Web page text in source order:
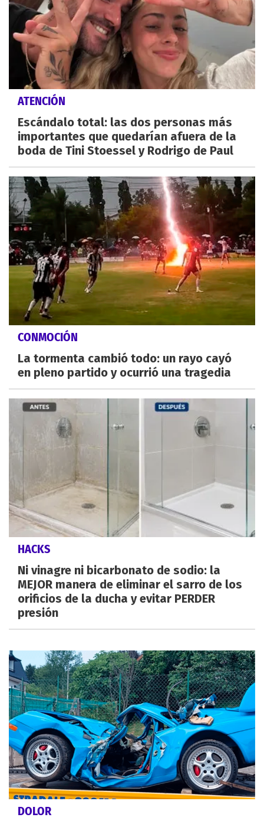
ATENCIÓN
Escándalo total: las dos personas más
importantes que quedarían afuera de la
boda de Tini Stoessel y Rodrigo de Paul
CONMOCIÓN
La tormenta cambió todo: un rayo cayó
en pleno partido y ocurrió una tragedia
HACKS
Ni vinagre ni bicarbonato de sodio: la
MEJOR manera de eliminar el sarro de los
orificios de la ducha y evitar PERDER
presión
DOLOR